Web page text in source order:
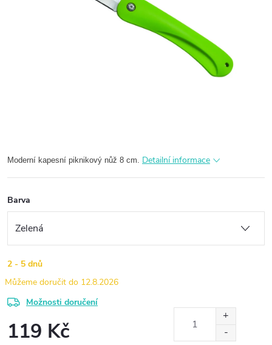
Moderní kapesní piknikový nůž 8 cm. Detailní informace
Barva
2 - 5 dnů
12.8.2026
Možnosti doručení
119 Kč